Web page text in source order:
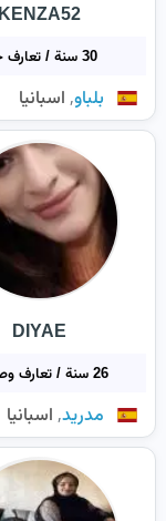
KENZA52
30 سنة / تعارف جاد
بلباو, اسبانيا
DIYAE
26 سنة / تعارف وصداقة
مدريد, اسبانيا